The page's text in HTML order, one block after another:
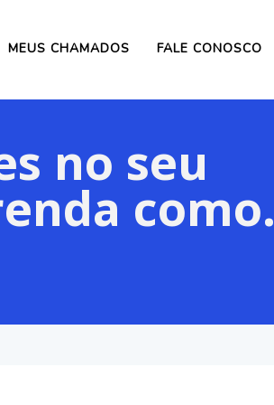
MEUS CHAMADOS FALE CONOSCO
no seu
como.